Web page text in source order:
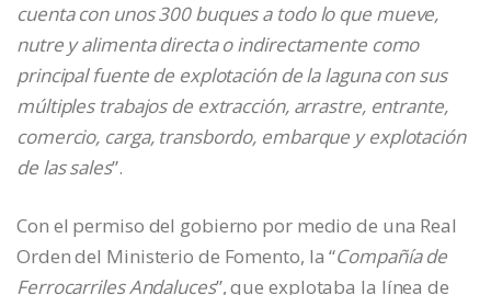
cuenta con unos 300 buques a todo lo que mueve,
nutre y alimenta directa o indirectamente como
principal fuente de explotación de la laguna con sus
múltiples trabajos de extracción, arrastre, entrante,
comercio, carga, transbordo, embarque y explotación
de las sales”.
Con el permiso del gobierno por medio de una Real
Orden del Ministerio de Fomento, la “Compañía de
Ferrocarriles Andaluces”, que explotaba la línea de